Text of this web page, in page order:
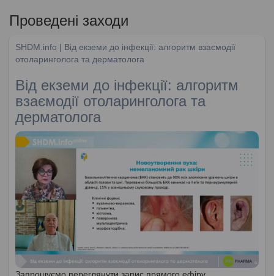
Проведені заходи
SHDM.info | Від екземи до інфекції: алгоритм взаємодії
отоларинголога та дерматолога
Від екземи до інфекції: алгоритм
взаємодії отоларинголога та
дерматолога
Запрошуємо переглянути запис прямого ефіру,